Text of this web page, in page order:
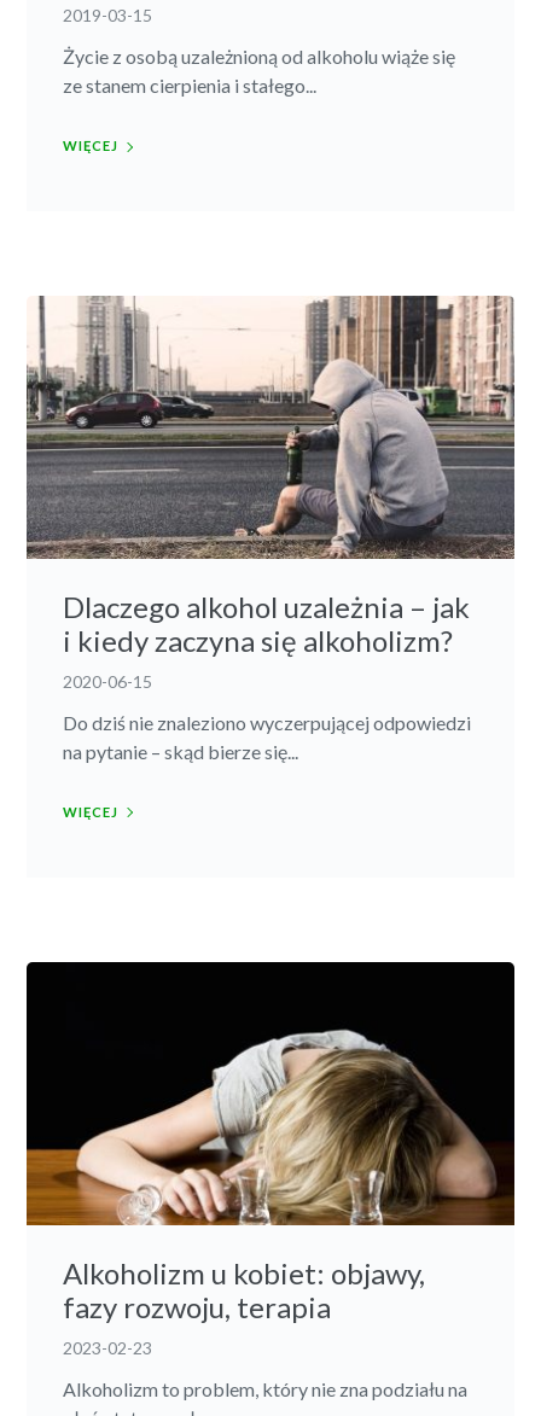
2019-03-15
Życie z osobą uzależnioną od alkoholu wiąże się
ze stanem cierpienia i stałego...
WIĘCEJ
Dlaczego alkohol uzależnia – jak
i kiedy zaczyna się alkoholizm?
2020-06-15
Do dziś nie znaleziono wyczerpującej odpowiedzi
na pytanie – skąd bierze się...
WIĘCEJ
Alkoholizm u kobiet: objawy,
fazy rozwoju, terapia
2023-02-23
Alkoholizm to problem, który nie zna podziału na